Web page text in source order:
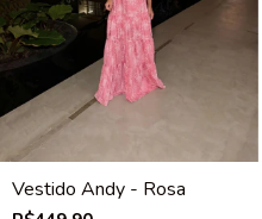
Vestido Andy - Rosa